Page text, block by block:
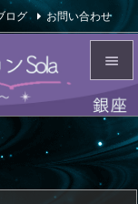


メニュ

サイド

ログ お問い合わせ